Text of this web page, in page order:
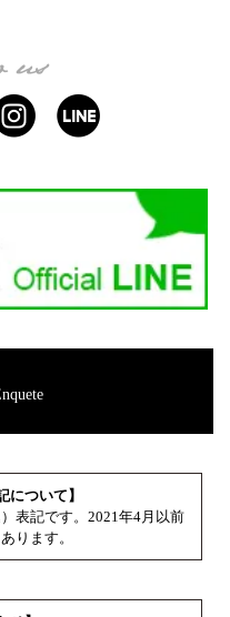
について】
表記です。2021年4月以前
ります。